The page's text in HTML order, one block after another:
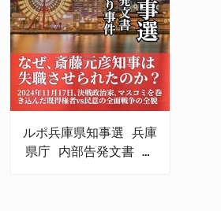
ルポ兵庫県知事選 兵庫
県庁 内部告発文書 パ